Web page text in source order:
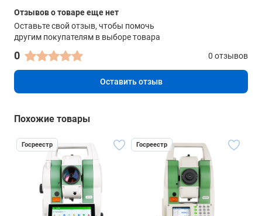
Отзывов о товаре еще нет
Оставьте свой отзыв, чтобы помочь
другим покупателям в выборе товара
0 0 отзывов
Оставить отзыв
Похожие товары
Госреестр Госреестр